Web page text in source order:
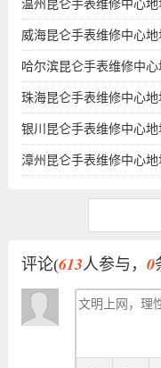
温州昆仑手表维修中心
威海昆仑手表维修中心
哈尔滨昆仑手表维修中
珠海昆仑手表维修中心
银川昆仑手表维修中心
漳州昆仑手表维修中心
评论(613人参与， 0